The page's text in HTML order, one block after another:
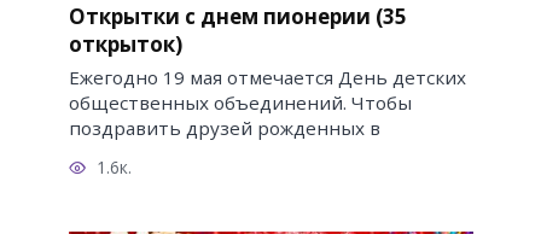
Открытки с днем пионерии (35
открыток)
Ежегодно 19 мая отмечается День детских
общественных объединений. Чтобы
поздравить друзей рожденных в
1.6к.